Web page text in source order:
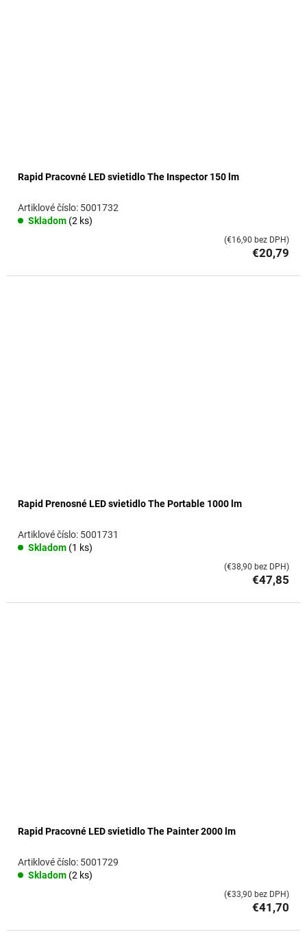
Rapid Pracovné LED svietidlo The Inspector 150 lm
Skladom (2 ks)
5001732
€20,79
(€16,90 bez DPH)
Rapid Prenosné LED svietidlo The Portable 1000 lm
Skladom (1 ks)
5001731
€47,85
(€38,90 bez DPH)
Rapid Pracovné LED svietidlo The Painter 2000 lm
Skladom (2 ks)
5001729
€41,70
(€33,90 bez DPH)